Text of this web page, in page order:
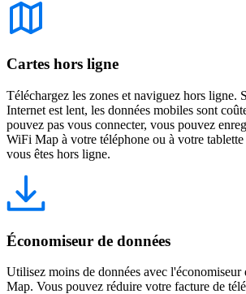
Cartes hors ligne
Téléchargez les zones et naviguez hors ligne.
Internet est lent, les données mobiles sont
pouvez pas vous connecter, vous pouvez
WiFi Map à votre téléphone ou à votre
vous êtes hors ligne.
Économiseur de données
Utilisez moins de données avec l'économiseur
Map. Vous pouvez réduire votre facture de